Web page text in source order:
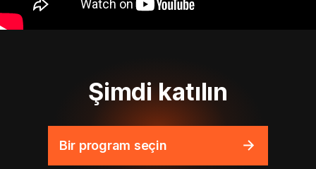
Şimdi katılın
Bir program seçin